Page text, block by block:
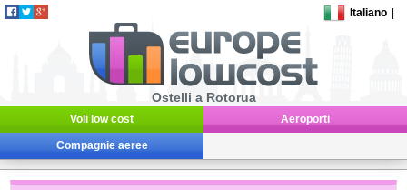
Italiano
Ostelli a Rotorua
Voli low cost Aeroporti
Compagnie aeree